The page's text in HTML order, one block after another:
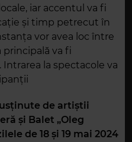
iar accentul va fi
și timp petrecut în
vor avea loc între
principală va fi
la spectacole va
de artiștii
și Balet „Oleg
de 18 și 19 mai 2024